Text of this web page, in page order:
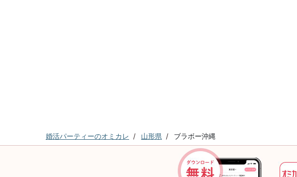
婚活パーティーのオミカレ 山形県 ブラボー沖縄